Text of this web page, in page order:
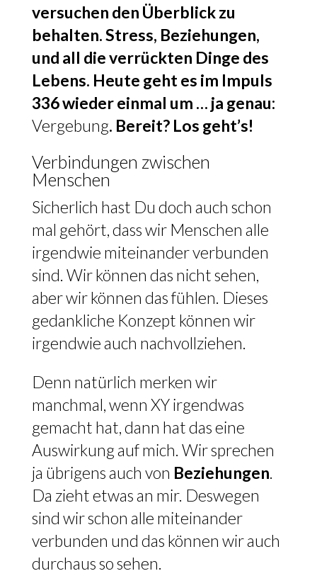
versuchen den Überblick zu
behalten. Stress, Beziehungen,
und all die verrückten Dinge des
Lebens. Heute geht es im Impuls
Vergebung. Bereit? Los geht’s!
Verbindungen zwischen
Menschen
Sicherlich hast Du doch auch schon
mal gehört, dass wir Menschen alle
irgendwie miteinander verbunden
sind. Wir können das nicht sehen,
aber wir können das fühlen. Dieses
gedankliche Konzept können wir
irgendwie auch nachvollziehen.
Denn natürlich merken wir
manchmal, wenn XY irgendwas
gemacht hat, dann hat das eine
Auswirkung auf mich. Wir sprechen
ja übrigens auch von Beziehungen.
Da zieht etwas an mir. Deswegen
sind wir schon alle miteinander
verbunden und das können wir auch
durchaus so sehen.